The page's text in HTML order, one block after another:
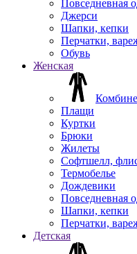
Повседневная
Джерси
Шапки, кепки
Перчатки,
Обувь
Женская
Плащи
Куртки
Брюки
Жилеты
Софтшелл,
Термобелье
Дождевики
Повседневная
Шапки, кепки
Перчатки,
Детская